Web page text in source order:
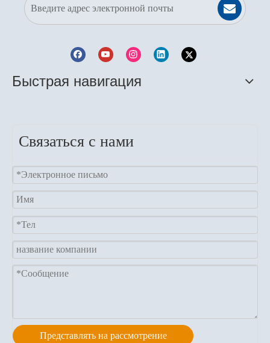
Быстрая навигация
Связаться с нами
Представлять на рассмотрение